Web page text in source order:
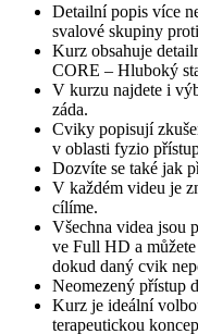
Detailní popis více
svalové skupiny
Kurz obsahuje
CORE – Hluboký
V kurzu najdete i
záda.
Cviky popisují
v oblasti fyzio
Dozvíte se také jak
V každém videu je
cílíme.
Všechna videa jsou
ve Full HD a
dokud daný cvik
Neomezený přístup
Kurz je ideální
terapeutickou